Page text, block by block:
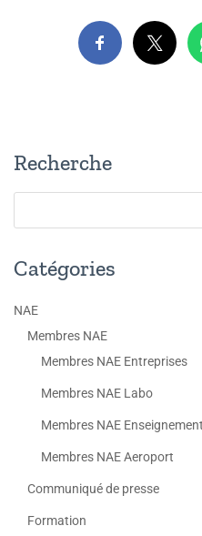
Recherche
Catégories
NAE
Membres NAE
Membres NAE Entreprises
Membres NAE Labo
Membres NAE Enseignement
Membres NAE Aeroport
Communiqué de presse
Formation